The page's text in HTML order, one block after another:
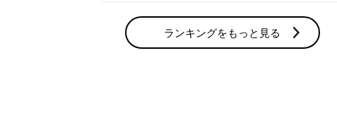
ランキングをもっと見る